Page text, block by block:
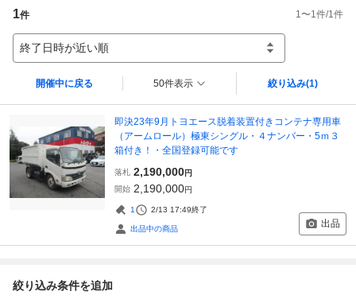
1件 1 〜1 件/1 件
終了日時が近い順
開催中に戻る 50件表示 絞り込み(1)
即決23年9月トヨエース脱着装置付きコンテナ専用車
（アームロール）極東シングル・４ナンバー・5ｍ３
箱付き！・全国登録可能です
落札 2,190,000円
開始 2,190,000円
1 2/13 17:49終了
出品中の商品 出品
絞り込み条件を追加